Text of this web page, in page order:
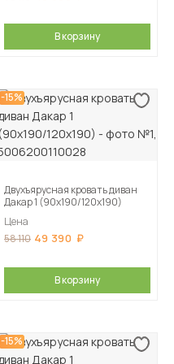
В корзину
-15%
Двухъярусная кровать диван
Дакар 1 (90х190/120х190)
Цена
58 110 49 390
В корзину
-15%